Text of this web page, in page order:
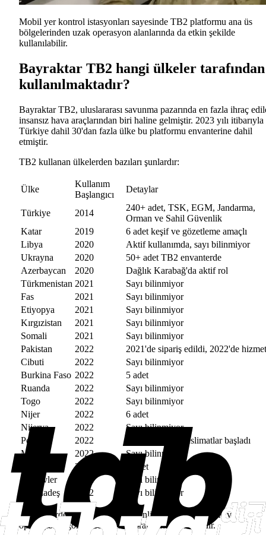
Mobil yer kontrol istasyonları sayesinde TB2 platformu ana üs
bölgelerinden uzak operasyon alanlarında da etkin şekilde
kullanılabilir.
Bayraktar TB2 hangi ülkeler tarafından
kullanılmaktadır?
Bayraktar TB2, uluslararası savunma pazarında en fazla ihraç
insansız hava araçlarından biri haline gelmiştir. 2023 yılı itibarıyla
Türkiye dahil 30'dan fazla ülke bu platformu envanterine dahil
etmiştir.
TB2 kullanan ülkelerden bazıları şunlardır:
Ülke
Kullanım
Başlangıcı
Detaylar
Türkiye 2014
240+ adet, TSK, EGM, Jandarma,
Orman ve Sahil Güvenlik
Katar
2019
6 adet keşif ve gözetleme amaçlı
Libya
2020
Aktif kullanımda, sayı bilinmiyor
Ukrayna
2020
50+ adet TB2 envanterde
Azerbaycan
2020
Dağlık Karabağ'da aktif rol
Türkmenistan 2021
Sayı bilinmiyor
Fas
2021
Sayı bilinmiyor
Etiyopya
2021
Sayı bilinmiyor
Kırgızistan
2021
Sayı bilinmiyor
Somali
2021
Sayı bilinmiyor
Pakistan
2022
2021'de sipariş edildi, 2022'de
Cibuti
2022
Sayı bilinmiyor
Burkina Faso 2022
5 adet
Ruanda
2022
Sayı bilinmiyor
Togo
2022
Sayı bilinmiyor
Nijer
2022
6 adet
Nijerya
2022
Sayı bilinmiyor
Polonya
2022
24 adet sipariş, teslimatlar başladı
Mali
2022
Sayı bilinmiyor
2022
3 adet
Maldivler
2022
Sayı bilinmiyor
Bangladeş
2022 Sayı bilinmiyor
Bu ülkelerde platform; sınır güvenliği, keşif, gözetleme ve
operasyonel görevlerde aktif olarak kullanılmaktadır.